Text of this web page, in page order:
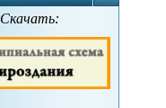
Скачать: